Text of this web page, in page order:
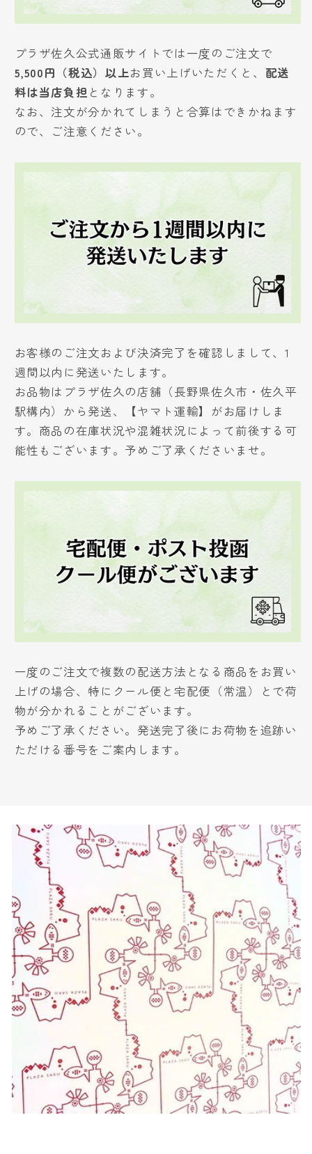
プラザ佐久公式通販サイトでは一度のご注文で
5,500円（税込）以上お買い上げいただくと、 配送
料は当店負担 となります。
なお、注文が分かれてしまうと合算はできかねます
ので、ご注意ください。
お客様のご注文および決済完了を確認しまして、1
週間以内に発送いたします。
お品物はプラザ佐久の店舗（長野県佐久市・佐久平
駅構内）から発送、【ヤマト運輸】がお届けしま
す。商品の在庫状況や混雑状況によって前後する可
能性もございます。予めご了承くださいませ。
一度のご注文で複数の配送方法となる商品をお買い
上げの場合、特にクール便と宅配便（常温）とで荷
物が分かれることがございます。
予めご了承ください。発送完了後にお荷物を追跡い
ただける番号をご案内します。